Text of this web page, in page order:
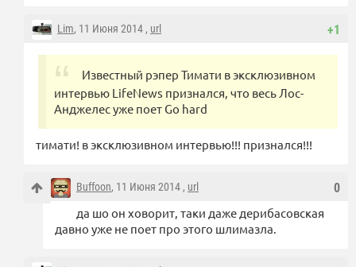
+1
Lim, 11 Июня 2014 , url
Известный рэпер Тимати в эксклюзивном
интервью LifeNews признался, что весь Лос-
Анджелес уже поет Go hard
тимати! в эксклюзивном интервью!!! признался!!!
0
Buffoon, 11 Июня 2014 , url
да шо он ховорит, таки даже дерибасовская
давно уже не поет про этого шлимазла.